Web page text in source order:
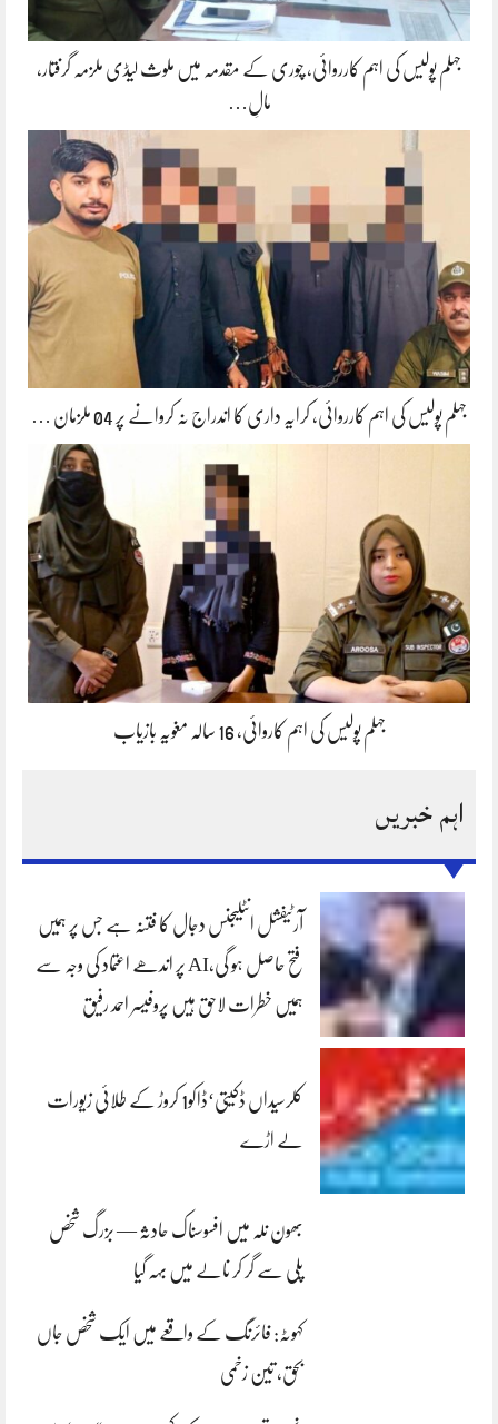
جہلم پولیس کی اہم کارروائی، چوری کے مقدمہ میں ملوث لیڈی ملزمہ گرفتار،
مالِ…
جہلم پولیس کی اہم کارروائی، کرایہ داری کا اندراج نہ کروانے پر 04 ملزمان …
جہلم پولیس کی اہم کاروائی، 16 سالہ مغویہ بازیاب
اہم خبریں
آرٹیفشل انٹلیجنس دجال کا فتنہ ہے جس پر ہمیں
فتح حاصل ہو گی،AI پر اندھے اعتماد کی وجہ سے
ہمیں خطرات لاحق ہیں پروفیسر احمد رفیق
کلرسیداں ڈکیتی‘ڈاکو1 کروڑ کے طلائی زیورات
لے اڑے
بھون نلہ میں افسوسناک حادثہ — بزرگ شخص
پلی سے گر کر نالے میں بہہ گیا
کہوٹہ: فائرنگ کے واقعے میں ایک شخص جاں
بحق، تین زخمی